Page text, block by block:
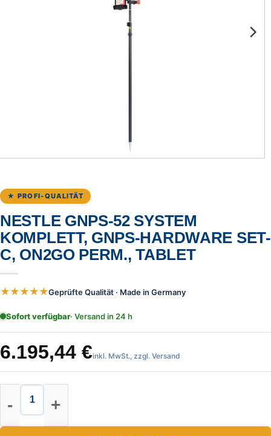
★ PROFI-QUALITÄT
NESTLE GNPS-52 SYSTEM
KOMPLETT, GNPS-HARDWARE SET-
C, ON2GO PERM., TABLET
★★★★★Geprüfte Qualität · Made in Germany
Sofort verfügbar· Versand in 24 h
6.195,44 €inkl. MwSt., zzgl. Versand
Nestle GNPS-52 System komplett,